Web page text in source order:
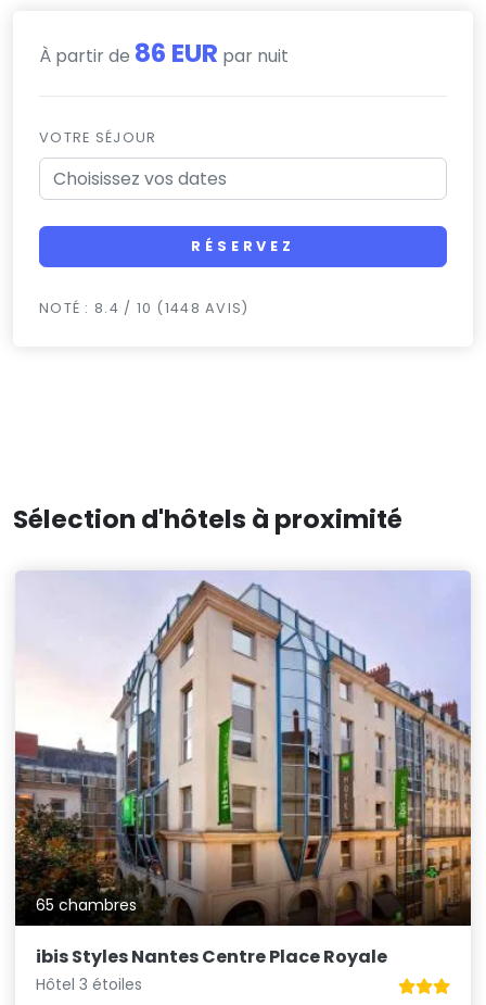
À partir de 86 EUR par nuit
VOTRE SÉJOUR
RÉSERVEZ
NOTÉ : 8.4 / 10 (1448 AVIS)
Sélection d'hôtels à proximité
65 chambres
ibis Styles Nantes Centre Place Royale
Hôtel 3 étoiles